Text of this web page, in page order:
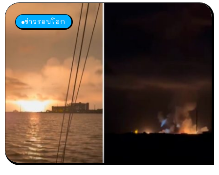
ข่าวรอบโลก